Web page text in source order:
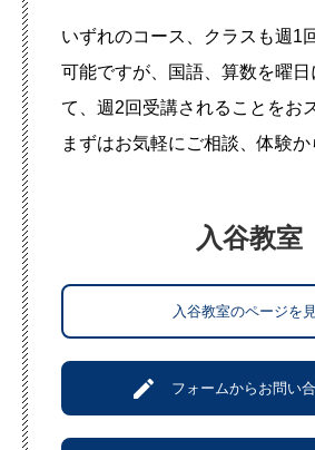
いずれのコース、クラスも週1
可能ですが、国語、算数を曜
て、週2回受講されることをお
まずはお気軽にご相談、体験か
入谷教室
入谷教室のページを
create フォームからお問い